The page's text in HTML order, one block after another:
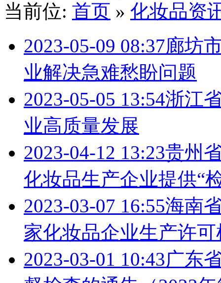
当前位: 首页 » 化妆品资
2023-05-09 08:37廊坊
业解决急难愁盼问题
2023-05-05 13:54浙江
业高质量发展
2023-04-12 13:23贵州
化妆品生产企业提供“
2023-03-07 16:55海南
家化妆品企业生产许可
2023-03-01 10:43广东